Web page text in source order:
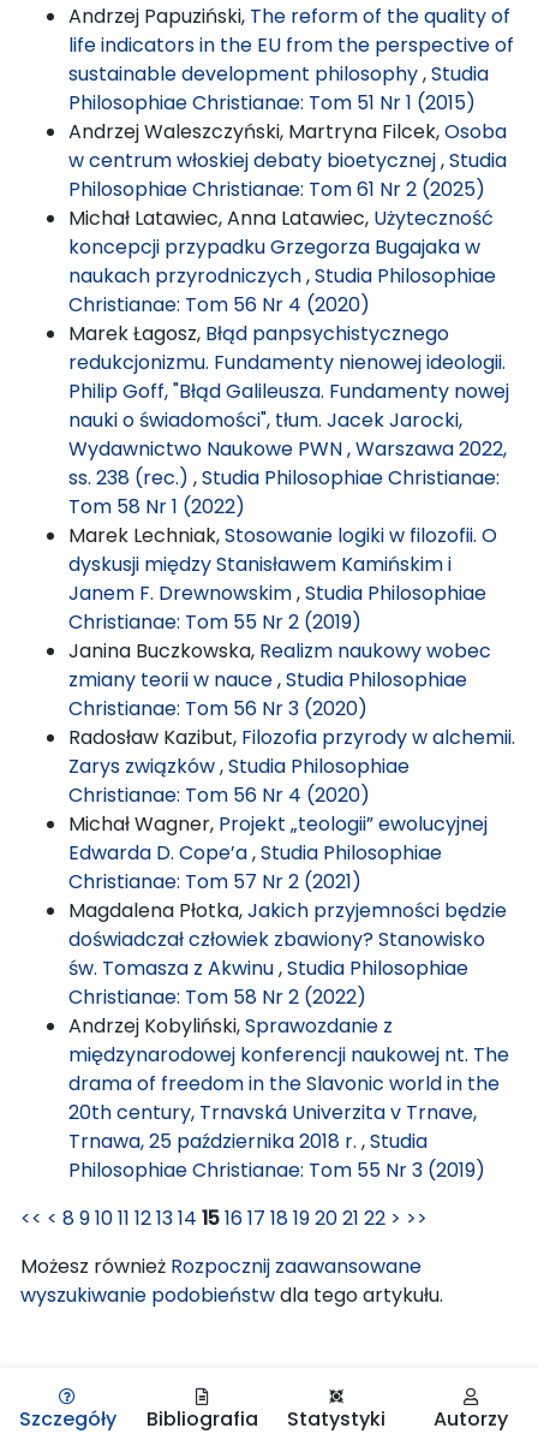
Andrzej Papuziński, The reform of the quality of
life indicators in the EU from the perspective of
sustainable development philosophy,Studia
Philosophiae Christianae: Tom 51 Nr 1 (2015)
Andrzej Waleszczyński, Martryna Filcek,Osoba
w centrum włoskiej debaty bioetycznej,Studia
Philosophiae Christianae: Tom 61 Nr 2 (2025)
Michał Latawiec, Anna Latawiec, Użyteczność
koncepcji przypadku Grzegorza Bugajaka w
naukach przyrodniczych,Studia Philosophiae
Christianae: Tom 56 Nr 4 (2020)
Marek Łagosz, Błąd panpsychistycznego
redukcjonizmu. Fundamenty nienowej ideologii.
Philip Goff, "Błąd Galileusza. Fundamenty nowej
nauki o świadomości", tłum. Jacek Jarocki,
Wydawnictwo Naukowe PWN , Warszawa 2022,
ss. 238 (rec.) ,Studia Philosophiae Christianae:
Tom 58 Nr 1 (2022)
Marek Lechniak,Stosowanie logiki w filozofii. O
dyskusji między Stanisławem Kamińskim i
Janem F. Drewnowskim,Studia Philosophiae
Christianae: Tom 55 Nr 2 (2019)
Janina Buczkowska, Realizm naukowy wobec
zmiany teorii w nauce,Studia Philosophiae
Christianae: Tom 56 Nr 3 (2020)
Radosław Kazibut, Filozofia przyrody w alchemii.
Zarys związków,Studia Philosophiae
Christianae: Tom 56 Nr 4 (2020)
Michał Wagner, Projekt „teologii” ewolucyjnej
Edwarda D. Cope’a,Studia Philosophiae
Christianae: Tom 57 Nr 2 (2021)
Magdalena Płotka,Jakich przyjemności będzie
doświadczał człowiek zbawiony? Stanowisko
św. Tomasza z Akwinu,Studia Philosophiae
Christianae: Tom 58 Nr 2 (2022)
Andrzej Kobyliński,Sprawozdanie z
międzynarodowej konferencji naukowej nt. The
drama of freedom in the Slavonic world in the
20th century, Trnavská Univerzita v Trnave,
Trnawa, 25 października 2018 r. ,Studia
Philosophiae Christianae: Tom 55 Nr 3 (2019)
<< < 891011 121314 151617 18192021 22 > >>
Możesz również Rozpocznij zaawansowane
wyszukiwanie podobieństwdla tego artykułu.
Szczegóły Bibliografia Statystyki Autorzy